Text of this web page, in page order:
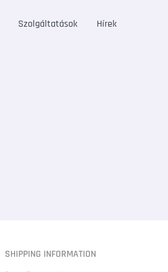
Szolgáltatások Hírek
SHIPPING INFORMATION